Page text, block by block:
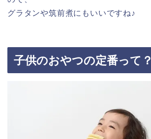
グラタンや筑前煮にもいいですね♪
子供のおやつの定番って？